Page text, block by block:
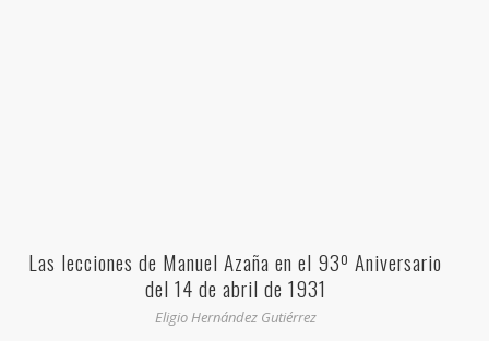
Las lecciones de Manuel Azaña en el 93º Aniversario
del 14 de abril de 1931
Eligio Hernández Gutiérrez